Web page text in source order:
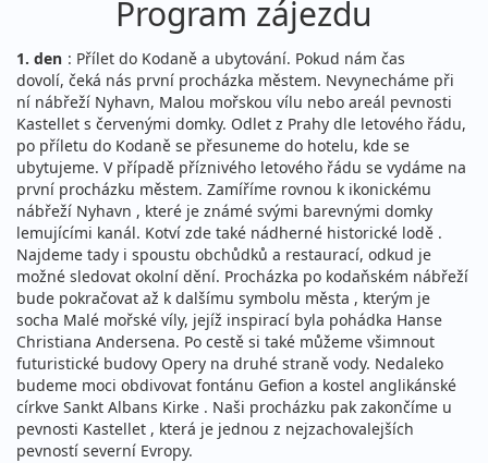
Program zájezdu
1. den : Přílet do Kodaně a ubytování. Pokud nám čas
dovolí, čeká nás první procházka městem. Nevynecháme při
ní nábřeží Nyhavn, Malou mořskou vílu nebo areál pevnosti
Kastellet s červenými domky. Odlet z Prahy dle letového řádu,
po příletu do Kodaně se přesuneme do hotelu, kde se
ubytujeme. V případě příznivého letového řádu se vydáme na
první procházku městem. Zamíříme rovnou k ikonickému
nábřeží Nyhavn , které je známé svými barevnými domky
lemujícími kanál. Kotví zde také nádherné historické lodě .
Najdeme tady i spoustu obchůdků a restaurací, odkud je
možné sledovat okolní dění. Procházka po kodaňském nábřeží
bude pokračovat až k dalšímu symbolu města , kterým je
socha Malé mořské víly, jejíž inspirací byla pohádka Hanse
Christiana Andersena. Po cestě si také můžeme všimnout
futuristické budovy Opery na druhé straně vody. Nedaleko
budeme moci obdivovat fontánu Gefion a kostel anglikánské
církve Sankt Albans Kirke . Naši procházku pak zakončíme u
pevnosti Kastellet , která je jednou z nejzachovalejších
pevností severní Evropy.